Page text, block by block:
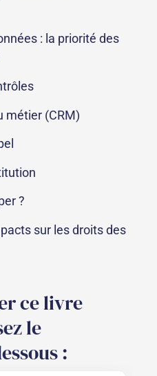
: la priorité des
métier (CRM)
?
sur les droits des
ce livre
le
: